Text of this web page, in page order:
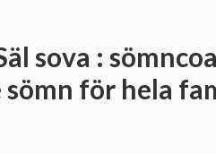
sova :
för hela